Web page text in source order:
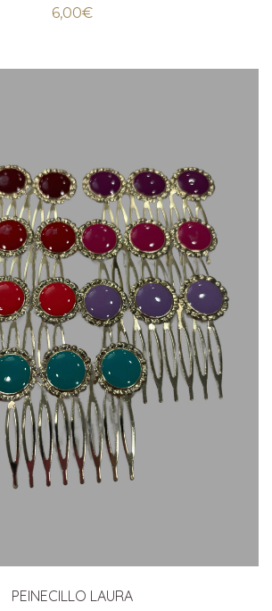
6,00€
PEINECILLO LAURA